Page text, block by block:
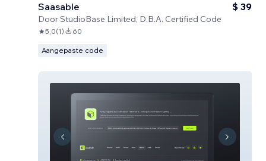
Saasable
DoorStudioBase Limited, D.B.A. Certified Code
$ 39
5,0(1) 60
Aangepaste code